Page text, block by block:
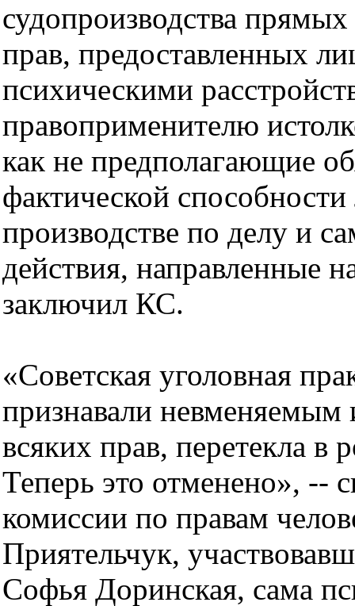
судопроизводства
прав, предоставленных
психическими
правоприменителю
как не предполагающие
фактической
производстве по делу и
действия, направленные
заключил КС.
«Советская уголовная
признавали невменяемым
всяких прав, перетекла в
Теперь это отменено», --
комиссии по правам
Приятельчук,
Софья Доринская, сама